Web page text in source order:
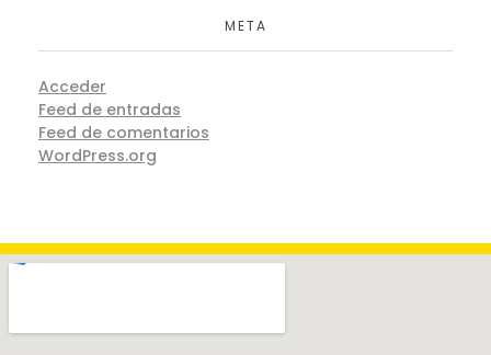
META
Acceder
Feed de entradas
Feed de comentarios
WordPress.org